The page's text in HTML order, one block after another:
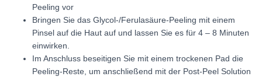
Peeling vor
Bringen Sie das Glycol-/Ferulasäure-Peeling mit einem
Pinsel auf die Haut auf und lassen Sie es für 4 – 8 Minuten
einwirken.
Im Anschluss beseitigen Sie mit einem trockenen Pad die
Peeling-Reste, um anschließend mit der Post-Peel Solution